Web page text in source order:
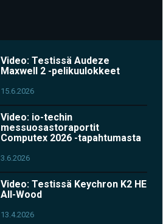
Video: Testissä Audeze
Maxwell 2 -pelikuulokkeet
15.6.2026
Video: io-techin
messuosastoraportit
Computex 2026 -tapahtumasta
3.6.2026
Video: Testissä Keychron K2 HE
All-Wood
13.4.2026